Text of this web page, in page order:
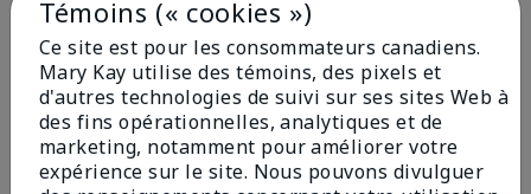
22,00 $
Ajouter au sac
22,00 $
Ajouter au sac
Témoins (« cookies »)
Ce site est pour les consommateurs canadiens.
Mary Kay utilise des témoins, des pixels et
d'autres technologies de suivi sur ses sites Web à
des fins opérationnelles, analytiques et de
marketing, notamment pour améliorer votre
expérience sur le site. Nous pouvons divulguer